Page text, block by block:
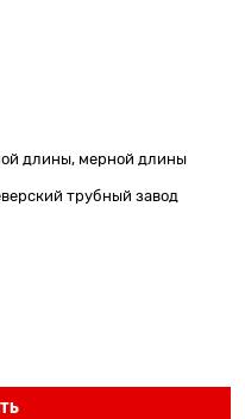
длины, мерной длины
трубный завод